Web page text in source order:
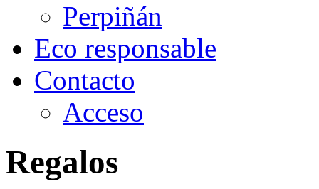
Perpiñán
Eco responsable
Contacto
Acceso
Regalos